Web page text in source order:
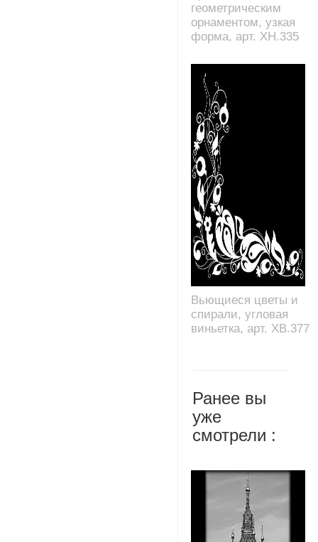
геометрическим
орнаментом, узкая
форма, арт. XH.335
Вьющиеся цветы и
спирали, угловая
виньетка, арт. XB.377
Ранее вы
уже
смотрели :